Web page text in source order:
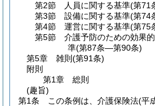
第2節
人員に関する基準(第71
第3節
設備に関する基準(第74
第4節
運営に関する基準(第75
第5節
介護予防のための効果
準(第87条―第90条)
第5章
雑則 (第91条)
附則
第1章
総則
(趣旨)
第1条
この条例は、介護保険法(平